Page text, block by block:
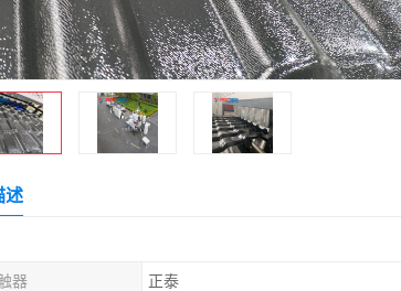
述
器 正泰